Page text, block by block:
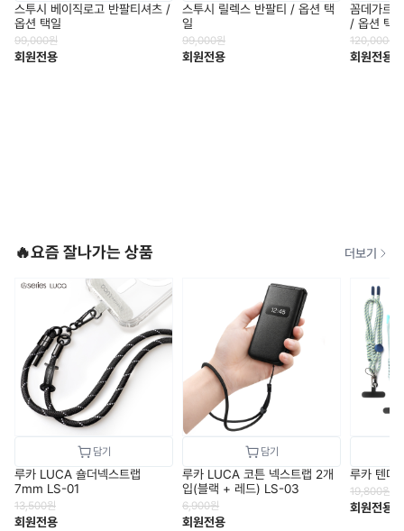
스투시 베이직로고 반팔티셔츠 /
옵션 택일
99,000원
회원전용
스투시 릴렉스 반팔티 / 옵션 택
일
99,000원
회원전용
꼼데가르
/ 옵션 택
120,000원
회원전용
🔥요즘 잘나가는 상품 더보기
루카 LUCA 숄더넥스트랩
7mm LS-01
13,500원
회원전용
루카 LUCA 코튼 넥스트랩 2개
입(블랙 + 레드) LS-03
6,900원
회원전용
루카 텐더
19,800원
회원전용